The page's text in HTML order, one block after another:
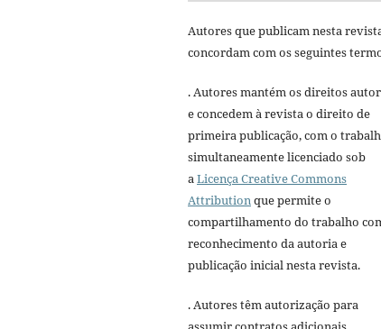
Autores que publicam nesta
concordam com os seguintes
. Autores mantém os direitos
e concedem à revista o direito de
primeira publicação, com o
simultaneamente licenciado sob
aLicença Creative Commons
Attributionque permite o
compartilhamento do trabalho
reconhecimento da autoria e
publicação inicial nesta revista.
. Autores têm autorização para